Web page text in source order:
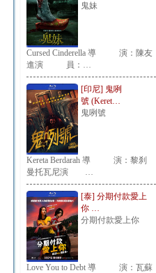
鬼妹
Cursed Cinderella 導 演：陳友
進演 員：…
[印尼] 鬼咧
號 (Keret…
鬼咧號
Kereta Berdarah 導 演：黎刹
曼托瓦尼演 …
[泰] 分期付款愛上
你 …
分期付款愛上你
Love You to Debt 導 演：瓦蘇